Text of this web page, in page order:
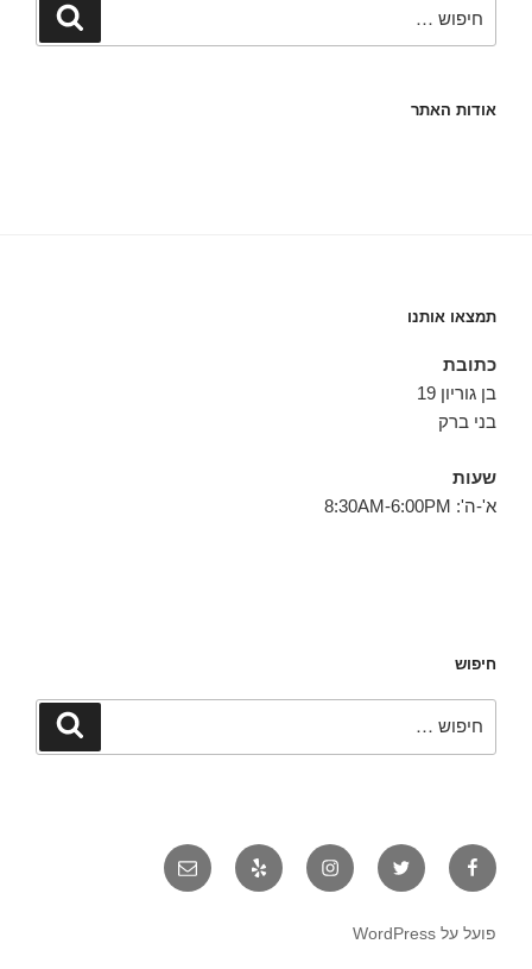
חיפוש
אודות האתר
תמצאו אותנו
כתובת
בן גוריון 19
בני ברק
שעות
א'-ה': 8:30AM-6:00PM
חיפוש
חיפוש
פייסבוק טוויטר אינסטגרם יאלפ אימייל
פועל על WordPress